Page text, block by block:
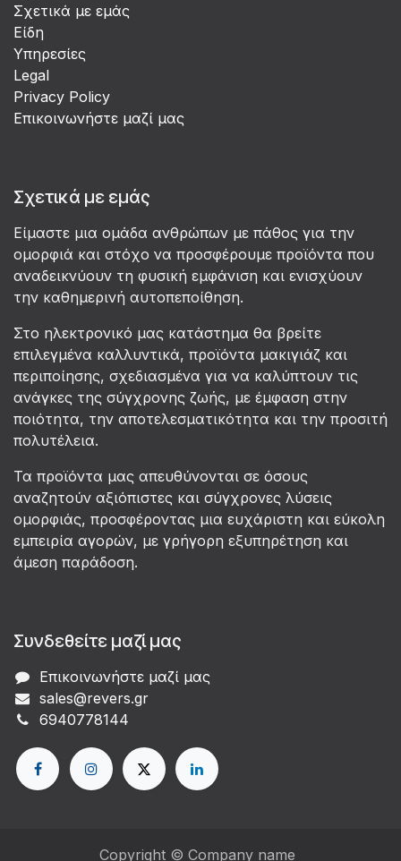
Σχετικά με εμάς
Είδη
Υπηρεσίες
Legal
Privacy Policy
Επικοινωνήστε μαζί μας
Σχετικά με εμάς
Είμαστε μια ομάδα ανθρώπων με πάθος για την
ομορφιά και στόχο να προσφέρουμε προϊόντα που
αναδεικνύουν τη φυσική εμφάνιση και ενισχύουν
την καθημερινή αυτοπεποίθηση.
Στο ηλεκτρονικό μας κατάστημα θα βρείτε
επιλεγμένα καλλυντικά, προϊόντα μακιγιάζ και
περιποίησης, σχεδιασμένα για να καλύπτουν τις
ανάγκες της σύγχρονης ζωής, με έμφαση στην
ποιότητα, την αποτελεσματικότητα και την προσιτή
πολυτέλεια.
Τα προϊόντα μας απευθύνονται σε όσους
αναζητούν αξιόπιστες και σύγχρονες λύσεις
ομορφιάς, προσφέροντας μια ευχάριστη και εύκολη
εμπειρία αγορών, με γρήγορη εξυπηρέτηση και
άμεση παράδοση.
Συνδεθείτε μαζί μας
Επικοινωνήστε μαζί μας
sales@revers.gr
6940778144
Copyright © Company name